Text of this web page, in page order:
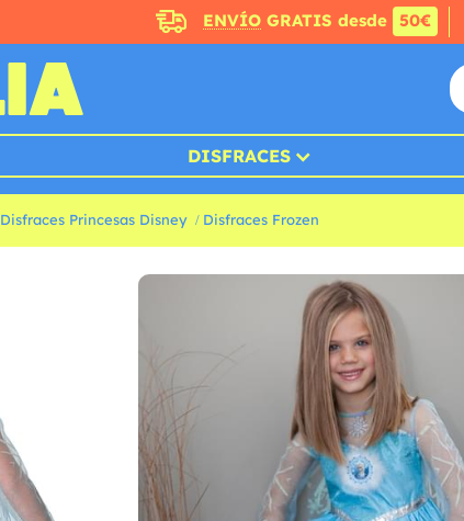
ENVÍOGRATIS desde 50€
DISFRACES
Disfraces Princesas Disney Disfraces Frozen